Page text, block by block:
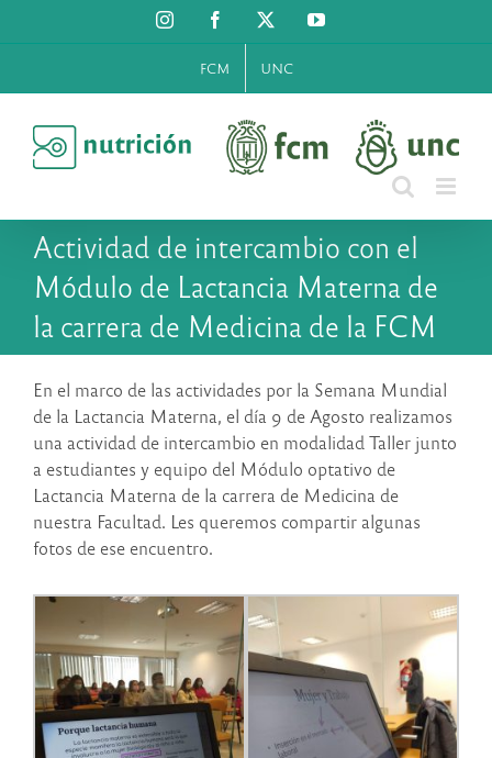
al
InstagramFacebook YouTube
FCM UNC
Actividad de intercambio con el
Módulo de Lactancia Materna de
la carrera de Medicina de la FCM
En el marco de las actividades por la Semana Mundial
de la Lactancia Materna, el día 9 de Agosto realizamos
una actividad de intercambio en modalidad Taller junto
a estudiantes y equipo del Módulo optativo de
Lactancia Materna de la carrera de Medicina de
nuestra Facultad. Les queremos compartir algunas
fotos de ese encuentro.